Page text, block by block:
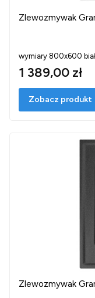
Zlewozmywak
wymiary 800x600
1 389,00 zł
Zobacz produkt
Zlewozmywak